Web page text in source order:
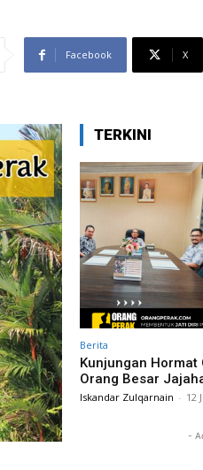
Facebook X
TERKINI
Berita
Kunjungan Hormat
Orang Besar
Iskandar Zulqarnain - 12
-